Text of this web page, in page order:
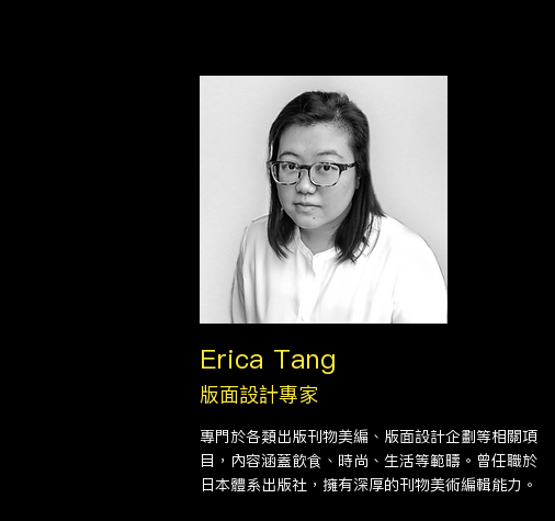
Erica Tang
版面設計專家
專門於各類出版刊物美編、版面設計企劃等相關項
目，內容涵蓋飲食、時尚、生活等範疇。曾任職於
日本體系出版社，擁有深厚的刊物美術編輯能力。